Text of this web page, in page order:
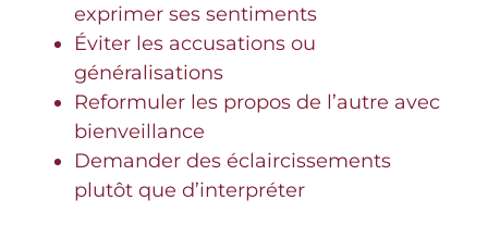
exprimer ses sentiments
Éviter les accusations ou
généralisations
Reformuler les propos de l’autre avec
bienveillance
Demander des éclaircissements
plutôt que d’interpréter